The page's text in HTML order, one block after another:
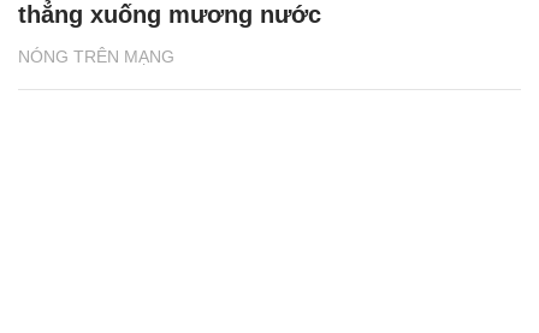
NÓNG TRÊN MẠNG
thẳng xuống mương nước